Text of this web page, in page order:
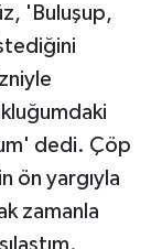
'Buluşup,
dedi. Çöp
ön yargıyla
zamanla